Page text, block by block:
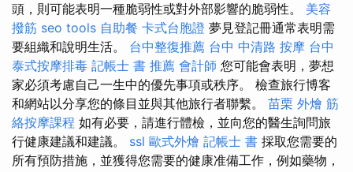
頭，則可能表明一種脆弱性或對外部影響的脆弱性。 美容
撥筋 seo tools 自助餐 卡式台胞證 夢見登記冊通常表明需
要組織和說明生活。 台中整復推薦 台中 中清路 按摩 台中
泰式按摩排毒 記帳士 書 推薦 會計師 您可能會表明，夢想
家必須考慮自己一生中的優先事項或秩序。 檢查旅行博客
和網站以分享您的條目並與其他旅行者聯繫。 苗栗 外燴 筋
絡按摩課程 如有必要，請進行體檢，並向您的醫生詢問旅
行健康建議和建議。 ssl 歐式外燴 記帳士 書 採取您需要的
所有預防措施，並獲得您需要的健康准備工作，例如藥物，